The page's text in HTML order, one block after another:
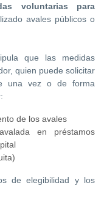
voluntarias para
avales públicos o
que las medidas
quien puede solicitar
una vez o de forma
de los avales
en préstamos
de elegibilidad y los